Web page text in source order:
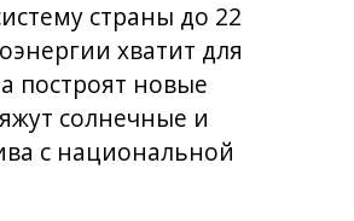
страны до 22
хватит для
построят новые
солнечные и
с национальной